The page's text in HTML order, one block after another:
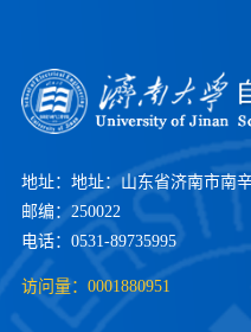
地址：地址：山东省济南市南
邮编：250022
电话：0531-89735995
访问量： 0001880951